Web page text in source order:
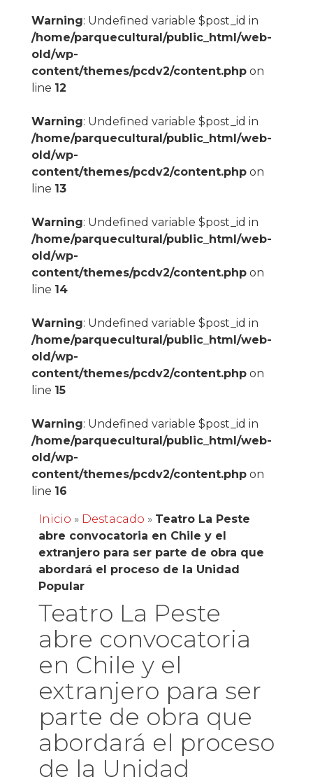
Warning: Undefined variable $post_id in
/home/parquecultural/public_html/web-
old/wp-
content/themes/pcdv2/content.phpon
line 12
Warning: Undefined variable $post_id in
/home/parquecultural/public_html/web-
old/wp-
content/themes/pcdv2/content.phpon
line 13
Warning: Undefined variable $post_id in
/home/parquecultural/public_html/web-
old/wp-
content/themes/pcdv2/content.phpon
line 14
Warning: Undefined variable $post_id in
/home/parquecultural/public_html/web-
old/wp-
content/themes/pcdv2/content.phpon
line 15
Warning: Undefined variable $post_id in
/home/parquecultural/public_html/web-
old/wp-
content/themes/pcdv2/content.phpon
line 16
Inicio » Destacado » Teatro La Peste
abre convocatoria en Chile y el
extranjero para ser parte de obra que
abordará el proceso de la Unidad
Popular
Teatro La Peste
abre convocatoria
en Chile y el
extranjero para ser
parte de obra que
abordará el proceso
de la Unidad